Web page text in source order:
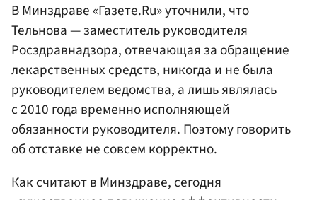
ВМинздраве «Газете.Ru» уточнили, что
Тельнова — заместитель руководителя
Росздравнадзора, отвечающая за обращение
лекарственных средств, никогда и не была
руководителем ведомства, а лишь являлась
с 2010 года временно исполняющей
обязанности руководителя. Поэтому говорить
об отставке не совсем корректно.
Как считают в Минздраве, сегодня